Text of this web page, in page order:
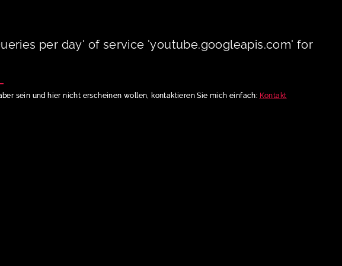
per day' of service 'youtube.googleapis.com' for
sein und hier nicht erscheinen wollen, kontaktieren Sie mich einfach: Kontakt